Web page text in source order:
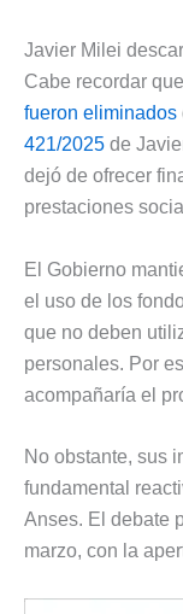
Javier Milei
Cabe recordar que
fueron eliminados
421/2025 de
dejó de ofrecer
prestaciones
El Gobierno
el uso de los
que no deben
personales. Por
acompañaría el
No obstante, sus
fundamental
Anses. El debate
marzo, con la